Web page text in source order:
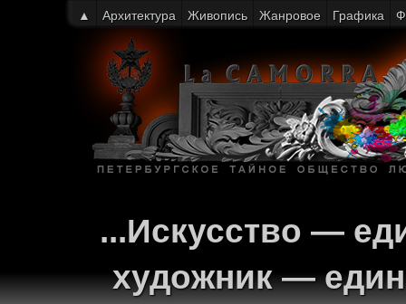
...Искусство —
художник —
▲ Архитектура Живопись Жанровое Графика